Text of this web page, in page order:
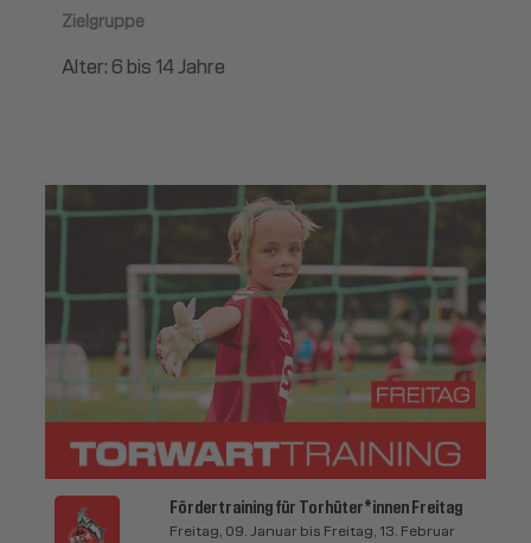
Zielgruppe
Alter: 6 bis 14 Jahre
Fördertraining für Torhüter*innen Freitag
Freitag, 09. Januar bis Freitag, 13. Februar